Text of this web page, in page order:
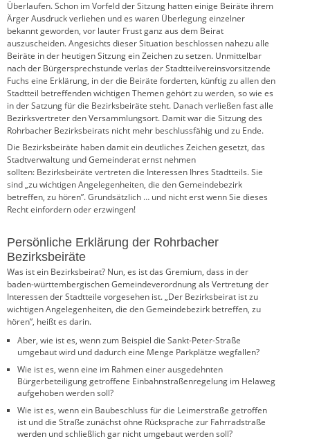
Überlaufen. Schon im Vorfeld der Sitzung hatten einige Beiräte ihrem
Ärger Ausdruck verliehen und es waren Überlegung einzelner
bekannt geworden, vor lauter Frust ganz aus dem Beirat
auszuscheiden. Angesichts dieser Situation beschlossen nahezu alle
Beiräte in der heutigen Sitzung ein Zeichen zu setzen. Unmittelbar
nach der Bürgersprechstunde verlas der Stadtteilvereinsvorsitzende
Fuchs eine Erklärung, in der die Beiräte forderten, künftig zu allen den
Stadtteil betreffenden wichtigen Themen gehört zu werden, so wie es
in der Satzung für die Bezirksbeiräte steht. Danach verließen fast alle
Bezirksvertreter den Versammlungsort. Damit war die Sitzung des
Rohrbacher Bezirksbeirats nicht mehr beschlussfähig und zu Ende.
Die Bezirksbeiräte haben damit ein deutliches Zeichen gesetzt, das
Stadtverwaltung und Gemeinderat ernst nehmen
sollten: Bezirksbeiräte vertreten die Interessen Ihres Stadtteils. Sie
sind „zu wichtigen Angelegenheiten, die den Gemeindebezirk
betreffen, zu hören”. Grundsätzlich … und nicht erst wenn Sie dieses
Recht einfordern oder erzwingen!
Persönliche Erklärung der Rohrbacher
Bezirksbeiräte
Was ist ein Bezirksbeirat? Nun, es ist das Gremium, dass in der
baden-württembergischen Gemeindeverordnung als Vertretung der
Interessen der Stadtteile vorgesehen ist. „Der Bezirksbeirat ist zu
wichtigen Angelegenheiten, die den Gemeindebezirk betreffen, zu
hören”, heißt es darin.
Aber, wie ist es, wenn zum Beispiel die Sankt-Peter-Straße
umgebaut wird und dadurch eine Menge Parkplätze wegfallen?
Wie ist es, wenn eine im Rahmen einer ausgedehnten
Bürgerbeteiligung getroffene Einbahnstraßenregelung im Helaweg
aufgehoben werden soll?
Wie ist es, wenn ein Baubeschluss für die Leimerstraße getroffen
ist und die Straße zunächst ohne Rücksprache zur Fahrradstraße
werden und schließlich gar nicht umgebaut werden soll?